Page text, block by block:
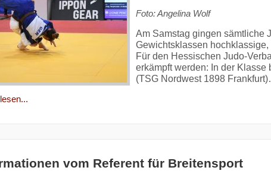
Foto: Angelina Wolf
Am Samstag gingen sämtliche
Gewichtsklassen
Für den Hessischen Judo-
erkämpft werden: In der
(TSG Nordwest 1898
vom Referent für Breitensport